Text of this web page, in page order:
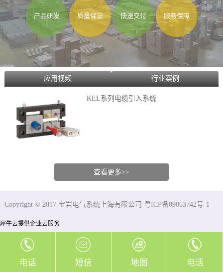
产品研发 质量保证 快速交付 服务保障
应用视频 行业案例
KEL系列电缆引入系统
查看更多>>
Copyright © 2017 宝岩电气系统上海有限公司 粤ICP备09063742号-1
犀牛云提供企业云服务
电话 短信 地图 电话